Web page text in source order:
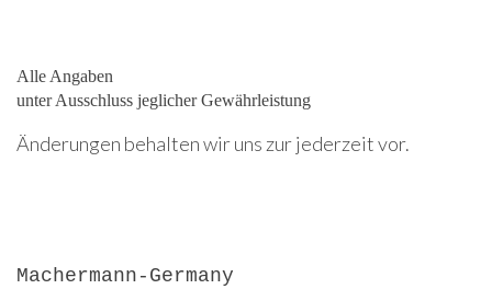
Alle Angaben
unter Ausschluss jeglicher Gewährleistung
Änderungen behalten wir uns zur jederzeit vor.
Machermann-Germany